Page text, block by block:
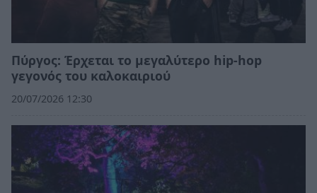
Πύργος: Έρχεται το μεγαλύτερο hip-hop
γεγονός του καλοκαιριού
20/07/2026 12:30